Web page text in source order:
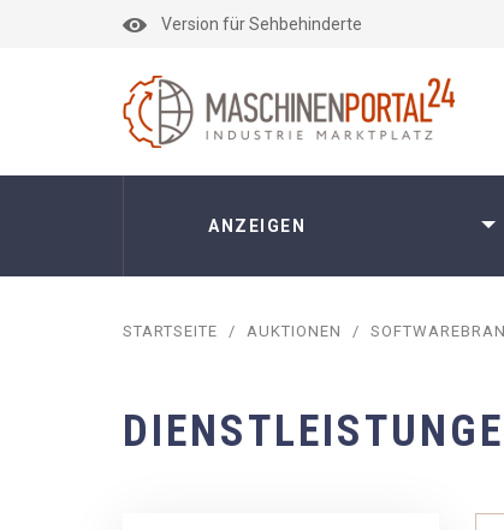
Version für Sehbehinderte
ANZEIGEN
STARTSEITE / AUKTIONEN /